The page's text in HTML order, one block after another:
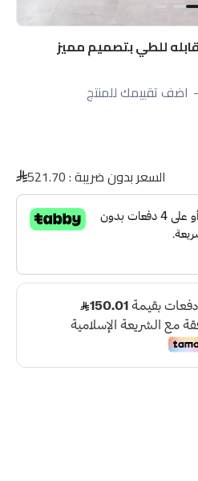
4 كراسي قابله للطي بتصميم مميز
- اضف تقييمك للمنتج
السعر بدون ضريبة :521.70